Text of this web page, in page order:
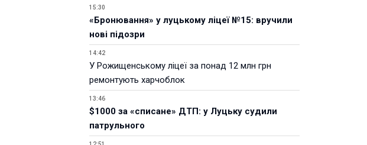
15:30
«Бронювання» у луцькому ліцеї №15: вручили
нові підозри
14:42
У Рожищенському ліцеї за понад 12 млн грн
ремонтують харчоблок
13:46
$1000 за «списане» ДТП: у Луцьку судили
патрульного